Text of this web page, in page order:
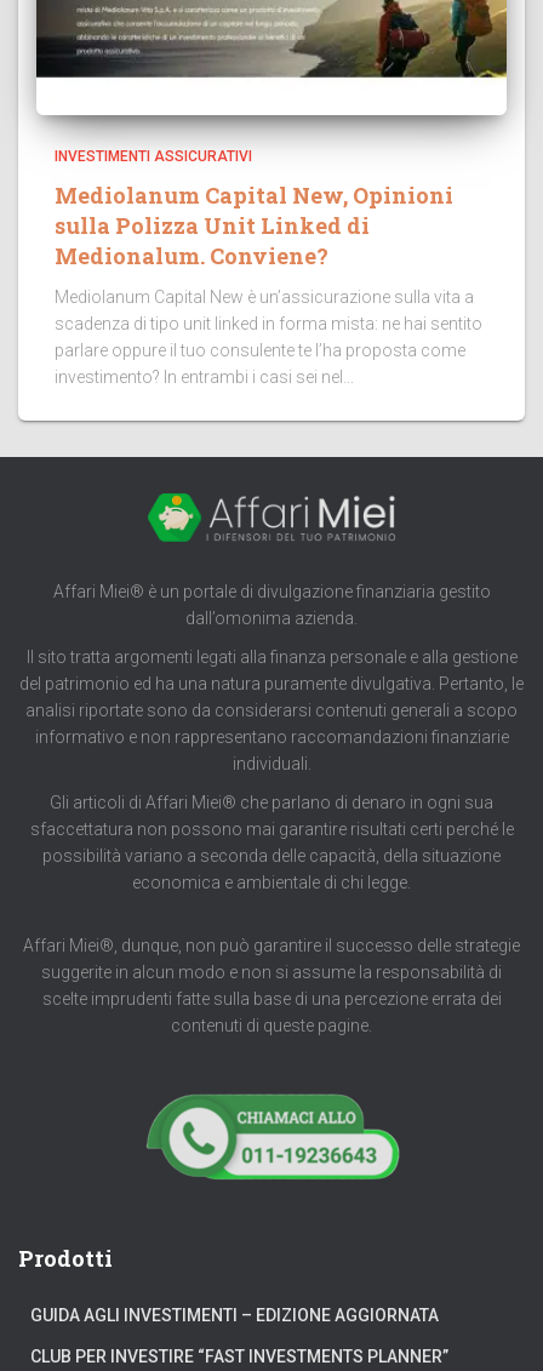
INVESTIMENTI ASSICURATIVI
Mediolanum Capital New, Opinioni
sulla Polizza Unit Linked di
Medionalum. Conviene?
Mediolanum Capital New è un’assicurazione sulla vita a
scadenza di tipo unit linked in forma mista: ne hai sentito
parlare oppure il tuo consulente te l’ha proposta come
investimento? In entrambi i casi sei nel...
Affari Miei® è un portale di divulgazione finanziaria gestito
dall’omonima azienda.
Il sito tratta argomenti legati alla finanza personale e alla gestione
del patrimonio ed ha una natura puramente divulgativa. Pertanto, le
analisi riportate sono da considerarsi contenuti generali a scopo
informativo e non rappresentano raccomandazioni finanziarie
individuali.
Gli articoli di Affari Miei® che parlano di denaro in ogni sua
sfaccettatura non possono mai garantire risultati certi perché le
possibilità variano a seconda delle capacità, della situazione
economica e ambientale di chi legge.
Affari Miei®, dunque, non può garantire il successo delle strategie
suggerite in alcun modo e non si assume la responsabilità di
scelte imprudenti fatte sulla base di una percezione errata dei
contenuti di queste pagine.
Prodotti
GUIDA AGLI INVESTIMENTI – EDIZIONE AGGIORNATA
CLUB PER INVESTIRE “FAST INVESTMENTS PLANNER”